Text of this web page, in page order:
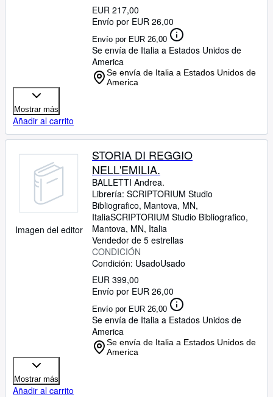
EUR 217,00
Envío por EUR 26,00
Envío por EUR 26,00
Se envía de Italia a Estados Unidos de
America
Se envía de Italia a Estados Unidos de
America
Mostrar más
Añadir al carrito
Imagen del editor
STORIA DI REGGIO
NELL'EMILIA.
BALLETTI Andrea.
Librería: SCRIPTORIUM Studio
Bibliografico, Mantova, MN,
ItaliaSCRIPTORIUM Studio Bibliografico,
Mantova, MN, Italia
Vendedor de 5 estrellas
CONDICIÓN
Condición: UsadoUsado
EUR 399,00
Envío por EUR 26,00
Envío por EUR 26,00
Se envía de Italia a Estados Unidos de
America
Se envía de Italia a Estados Unidos de
America
Mostrar más
Añadir al carrito